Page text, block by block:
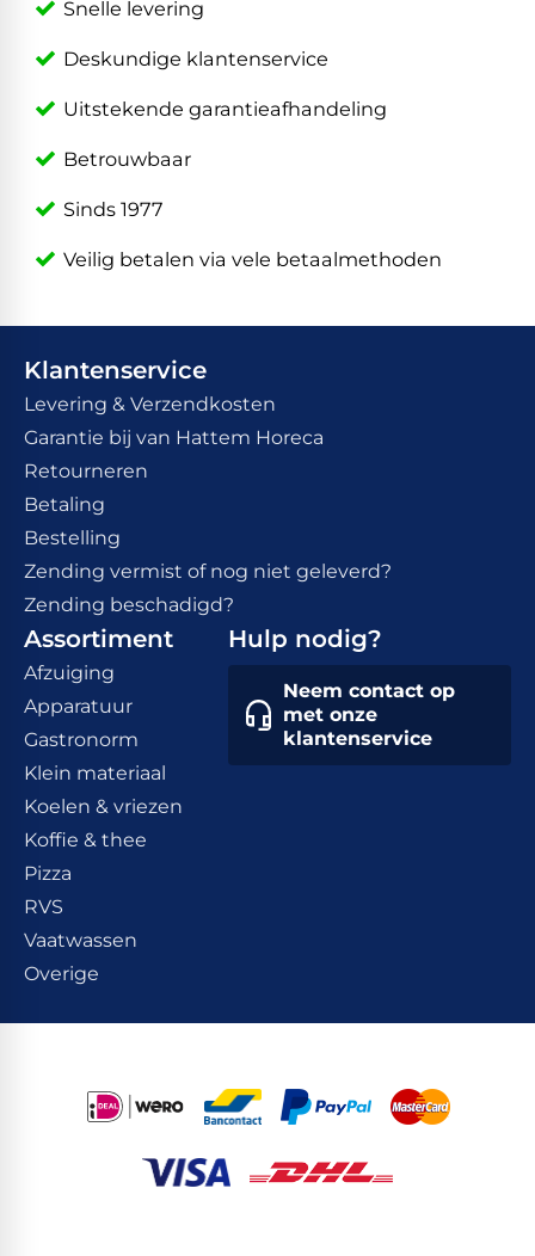
Snelle levering
Deskundige klantenservice
Uitstekende garantieafhandeling
Betrouwbaar
Sinds 1977
Veilig betalen via vele betaalmethoden
Klantenservice
Levering & Verzendkosten
Garantie bij van Hattem Horeca
Retourneren
Betaling
Bestelling
Zending vermist of nog niet geleverd?
Zending beschadigd?
Assortiment
Afzuiging
Apparatuur
Gastronorm
Klein materiaal
Koelen & vriezen
Koffie & thee
Pizza
RVS
Vaatwassen
Overige
Hulp nodig?
Neem contact op
met onze
klantenservice